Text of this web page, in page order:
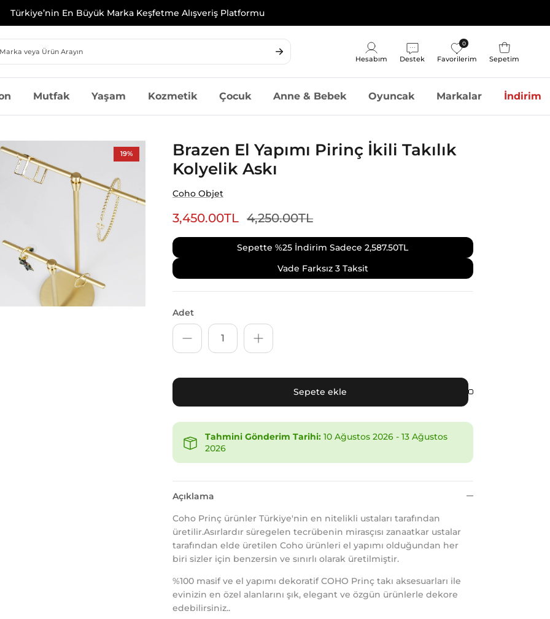
Hesabım Destek
0
Favorilerim
Sepet
Sepetim
Mutfak Yaşam Kozmetik Çocuk Anne & Bebek Oyuncak Markalar İndirim
19%
Brazen El Yapımı Pirinç İkili Takılık
Kolyelik Askı
Coho Objet
3,450.00TL 4,250.00TL
Sepette %25 İndirim Sadece2,587.50TL
Vade Farksız 3 Taksit
Adet
Sepete ekle
Tahmini Gönderim Tarihi: 10 Ağustos 2026- 13 Ağustos
2026
Açıklama
Coho Prinç ürünler Türkiye'nin en nitelikli ustaları tarafından
üretilir.Asırlardır süregelen tecrübenin mirasçısı zanaatkar ustalar
tarafından elde üretilen Coho ürünleri el yapımı olduğundan her
biri sizler için benzersin ve sınırlı olarak üretilmiştir.
%100 masif ve el yapımı dekoratif COHO Prinç takı aksesuarları ile
evinizin en özel alanlarını şık, elegant ve özgün ürünlerle dekore
edebilirsiniz..